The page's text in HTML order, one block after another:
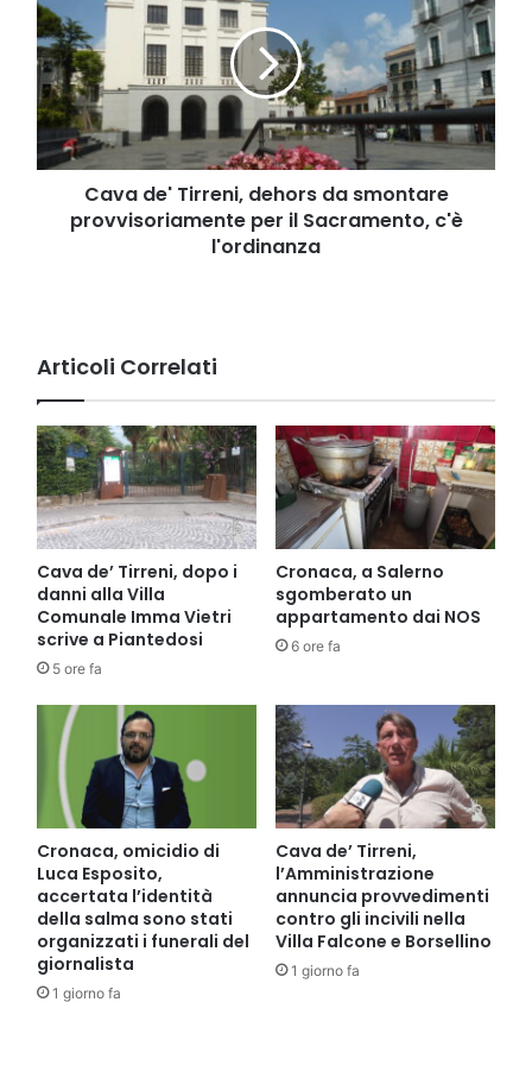
Tirreni,
dehors
da
smontare
provvisoriamente
per
il
Sacramento,
l'ordinanza
Cava de' Tirreni, dehors da smontare
provvisoriamente per il Sacramento, c'è
l'ordinanza
Articoli Correlati
Cava de’ Tirreni, dopo i
danni alla Villa
Comunale Imma Vietri
scrive a Piantedosi
5 ore fa
Cronaca, a Salerno
sgomberato un
appartamento dai NOS
6 ore fa
Cronaca, omicidio di
Luca Esposito,
accertata l’identità
della salma sono stati
organizzati i funerali del
giornalista
1 giorno fa
Cava de’ Tirreni,
l’Amministrazione
annuncia provvedimenti
contro gli incivili nella
Villa Falcone e Borsellino
1 giorno fa